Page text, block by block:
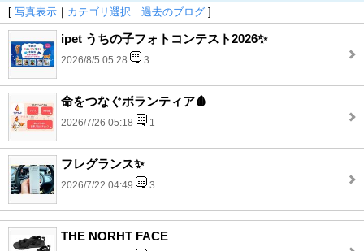
[ 写真表示 ｜ カテゴリ選択 ｜ 過去のブログ ]
ipet うちの子フォトコンテスト2026✨
2026/8/5 05:28 3
命をつなぐボランティア🩸
2026/7/26 05:18 1
フレグランス✨
2026/7/22 04:49 3
THE NORHT FACE